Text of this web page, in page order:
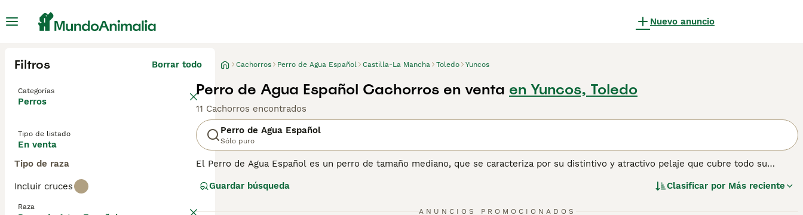
Nuevo anuncio
Filtros Borrar todo
Categorías
Perros
Tipo de listado
En venta
Tipo de raza
Incluir cruces
Raza
Cachorros Perro de Agua Español Castilla-La Mancha Toledo Yuncos
Perro de Agua Español Cachorros en venta en Yuncos, Toledo
11 Cachorros encontrados
Perro de Agua Español
Sólo puro
El Perro de Agua Español es un perro de tamaño mediano, que se caracteriza por su distintivo y atractivo pelaje que cubre todo su
como por sus habilidades atléticas. Sin embargo, el Perro de Agua Español también se siente cómodo en el entorno doméstico y
Guardar búsqueda Clasificar por Más reciente
ANUNCIOS PROMOCIONADOS